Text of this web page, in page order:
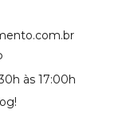
às 17:00h